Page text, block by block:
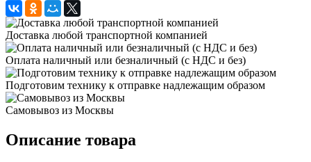
Доставка любой транспортной компанией
Оплата наличный или безналичный (с НДС и без)
Подготовим технику к отправке надлежащим образом
Самовывоз из Москвы
Описание товара